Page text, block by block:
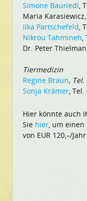
Simone Bauriedl,
Maria
Ilka Partschefeld,
Nikrou Tahmineh,
Dr. Peter
Tiermedizin
Regine Braun,
Sonja Krämer, Tel.
Hier könnte auch
Sie hier, um einen
von EUR 120,–/